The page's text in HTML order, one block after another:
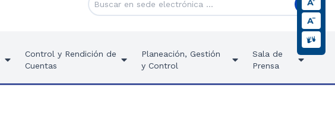
Control y Rendición de
Cuentas
Planeación, Gestión
y Control
Sala de
Prensa